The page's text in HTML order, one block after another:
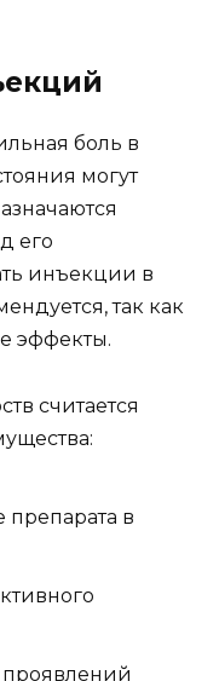
боль в
могут
его
инъекции в
так как
эффекты.
считается
в